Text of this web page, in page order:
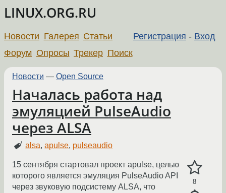
LINUX.ORG.RU
Регистрация - Вход
Новости Галерея Статьи
Форум Опросы Трекер Поиск
Новости — Open Source
Началась работа над
эмуляцией PulseAudio
через ALSA
alsa,apulse, pulseaudio
8
15 сентября стартовал проект apulse, целью
которого является эмуляция PulseAudio API
через звуковую подсистему ALSA, что